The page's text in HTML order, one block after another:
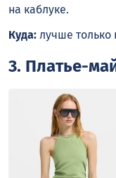
на каблуке.
Куда: лучше
3. Платье-